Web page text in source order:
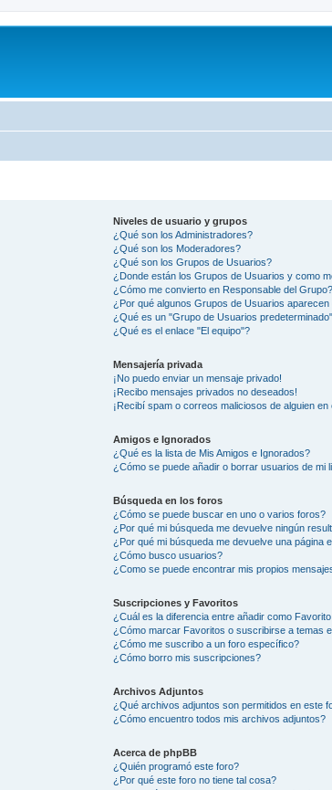
Niveles de usuario y grupos
¿Qué son los Administradores?
¿Qué son los Moderadores?
¿Qué son los Grupos de Usuarios?
¿Donde están los Grupos de Usuarios y como
¿Cómo me convierto en Responsable del Grupo?
¿Por qué algunos Grupos de Usuarios
¿Qué es un "Grupo de Usuarios
¿Qué es el enlace "El equipo"?
Mensajería privada
¡No puedo enviar un mensaje privado!
¡Recibo mensajes privados no deseados!
¡Recibí spam o correos maliciosos de alguien en
Amigos e Ignorados
¿Qué es la lista de Mis Amigos e Ignorados?
¿Cómo se puede añadir o borrar usuarios de mi
Búsqueda en los foros
¿Cómo se puede buscar en uno o varios foros?
¿Por qué mi búsqueda me devuelve ningún
¿Por qué mi búsqueda me devuelve una página
¿Cómo busco usuarios?
¿Como se puede encontrar mis propios
Suscripciones y Favoritos
¿Cuál es la diferencia entre añadir como
¿Cómo marcar Favoritos o suscribirse a temas
¿Cómo me suscribo a un foro específico?
¿Cómo borro mis suscripciones?
Archivos Adjuntos
¿Qué archivos adjuntos son permitidos en este
¿Cómo encuentro todos mis archivos adjuntos?
Acerca de phpBB
¿Quién programó este foro?
¿Por qué este foro no tiene tal cosa?